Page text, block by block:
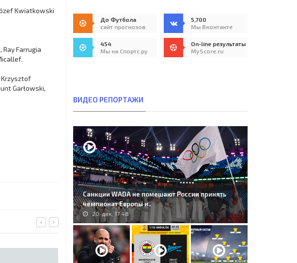
Kwiatkowski
Farrugia
Krzysztof
Garłowski,
До Футбола
сайт прогнозов
5,700
Мы Вконтакте
454
Мы на Спортс.ру
On-line результаты
MyScore.ru
ВИДЕО РЕПОРТАЖИ
Санкции WADA не помешают России принять
чемпионат Европы и..
20-дек, 17:48